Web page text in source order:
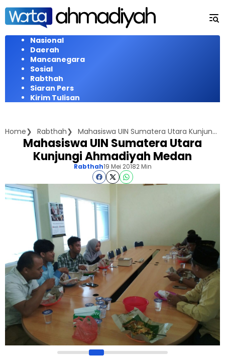
Langsung
konten
Nasional
Daerah
Mancanegara
Sosial
Rabthah
Siaran Pers
Kirim Tulisan
Home Rabthah Mahasiswa UIN Sumatera Utara Kunjungi Ahmadiyah Medan
Mahasiswa UIN Sumatera Utara
Kunjungi Ahmadiyah Medan
Rabthah19 Mei 20182 Min